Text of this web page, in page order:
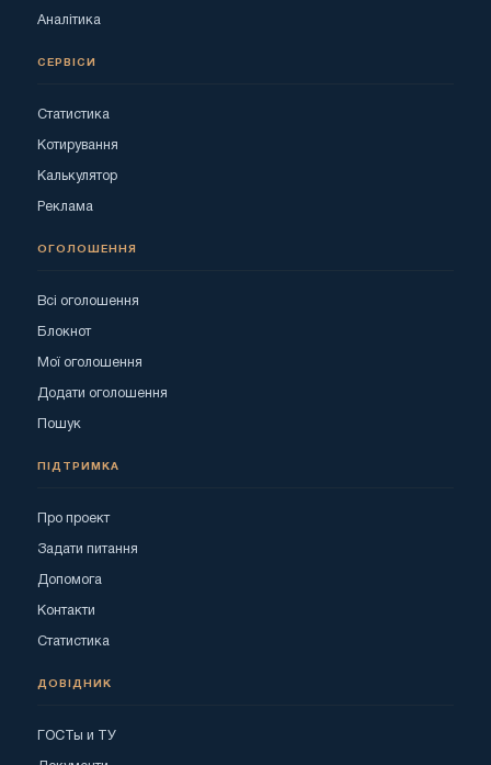
Аналітика
СЕРВІСИ
Статистика
Котирування
Калькулятор
Реклама
ОГОЛОШЕННЯ
Всі оголошення
Блокнот
Мої оголошення
Додати оголошення
Пошук
ПІДТРИМКА
Про проект
Задати питання
Допомога
Контакти
Статистика
ДОВІДНИК
ГОСТы и ТУ